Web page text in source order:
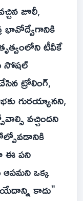
జూలీ,
భావోద్వేగానికి
టీవీకే
సోషల్
ట్రోలింగ్,
గురయ్యానని,
వచ్చిందని
ఈ పని
ఒక్క
కాదు"